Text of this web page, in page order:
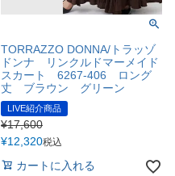
TORRAZZO DONNA/トラッゾ
ドンナ リンクルドマーメイド
スカート 6267-406 ロング
丈 ブラウン グリーン
LIVE紹介商品
¥17,600
¥12,320税込
カートに入れる